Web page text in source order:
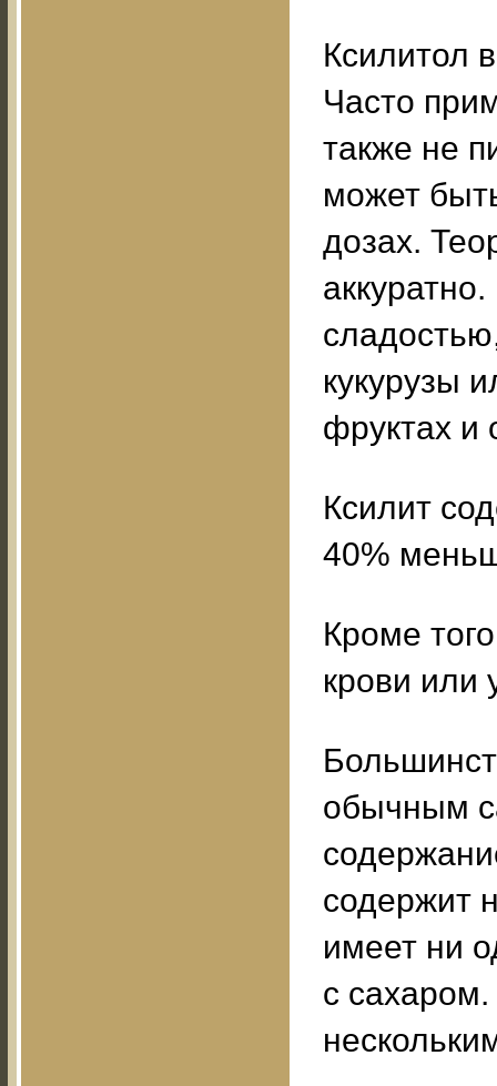
Ксилитол
Часто
также не
может
дозах.
кукурузы
фруктах и
Ксилит
40%
Кроме
крови или
обычным
содержит
имеет ни
с сахаром.